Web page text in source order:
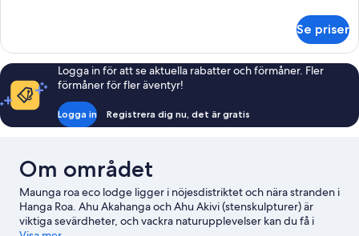
hus
Se priser
Logga in för att se aktuella rabatter och förmåner. Fler
förmåner för fler äventyr!
Logga in Registrera dig nu, det är gratis
Om området
Maunga roa eco lodge ligger i nöjesdistriktet och nära stranden i
Hanga Roa. Ahu Akahanga och Ahu Akivi (stenskulpturer) är
viktiga sevärdheter, och vackra naturupplevelser kan du få i